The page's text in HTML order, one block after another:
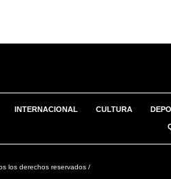
INTERNACIONAL CULTURA
los derechos reservados /